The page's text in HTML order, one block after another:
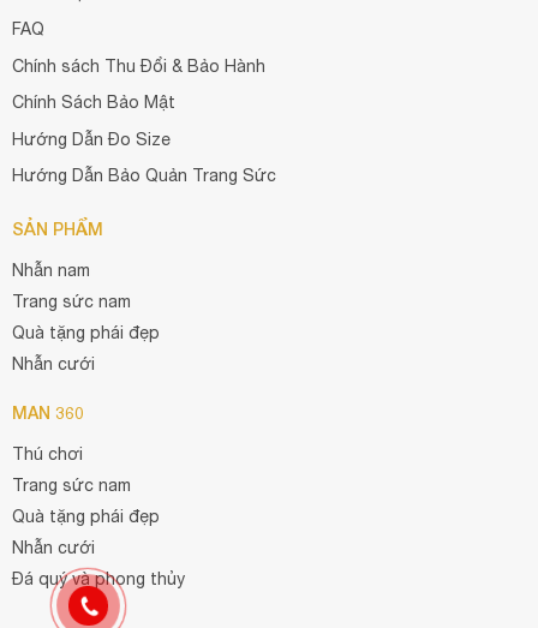
FAQ
Chính sách Thu Đổi & Bảo Hành
Chính Sách Bảo Mật
Hướng Dẫn Đo Size
Hướng Dẫn Bảo Quản Trang Sức
SẢN PHẨM
Nhẫn nam
Trang sức nam
Quà tặng phái đẹp
Nhẫn cưới
MAN 360
Thú chơi
Trang sức nam
Quà tặng phái đẹp
Nhẫn cưới
Đá quý và phong thủy